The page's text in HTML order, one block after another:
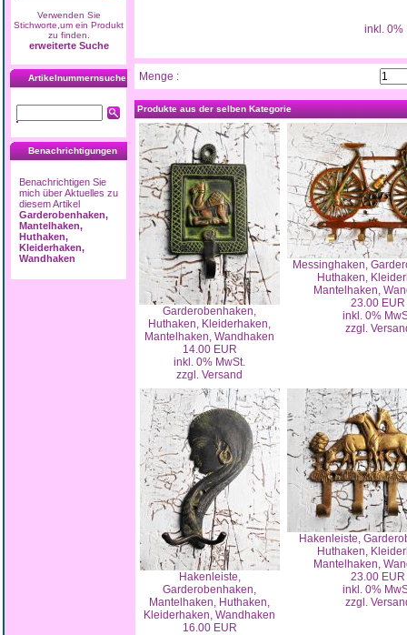
Verwenden Sie
Stichworte,um ein Produkt
zu finden.
erweiterte Suche
Artikelnummernsuche
Benachrichtigungen
Benachrichtigen Sie
mich über Aktuelles zu
diesem Artikel
Garderobenhaken,
Mantelhaken,
Huthaken,
Kleiderhaken,
Wandhaken
inkl. 0%
Menge :
Produkte aus der selben Kategorie
Garderobenhaken,
Huthaken, Kleiderhaken,
Mantelhaken, Wandhaken
14.00 EUR
inkl. 0% MwSt.
zzgl. Versand
Messinghaken,
Huthaken,
Mantelhaken,
23.00 EUR
inkl. 0%
zzgl.
Hakenleiste,
Garderobenhaken,
Mantelhaken, Huthaken,
Kleiderhaken, Wandhaken
16.00 EUR
Hakenleiste,
Huthaken,
Mantelhaken,
23.00 EUR
inkl. 0%
zzgl.